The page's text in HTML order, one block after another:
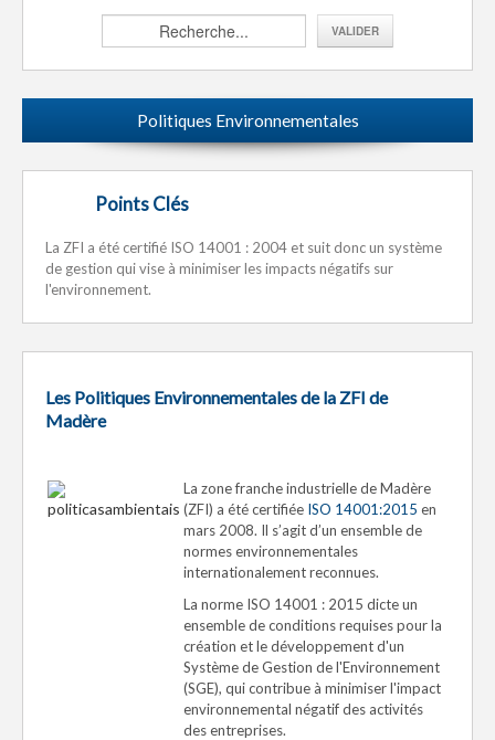
Politiques Environnementales
Points Clés
La ZFI a été certifié ISO 14001 : 2004 et suit donc un système
de gestion qui vise à minimiser les impacts négatifs sur
l'environnement.
Les Politiques Environnementales de la ZFI de
Madère
La zone franche industrielle de Madère
(ZFI) a été certifiée ISO 14001:2015 en
mars 2008. Il s’agit d’un ensemble de
normes environnementales
internationalement reconnues.
La norme ISO 14001 : 2015 dicte un
ensemble de conditions requises pour la
création et le développement d'un
Système de Gestion de l'Environnement
(SGE), qui contribue à minimiser l'impact
environnemental négatif des activités
des entreprises.